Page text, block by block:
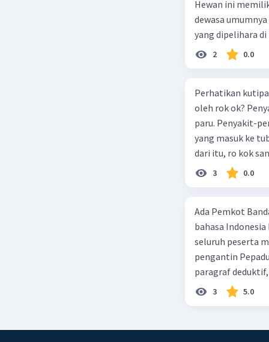
Hewan ini
dewasa
yang dipelihara
besar. Spesies
Gagasan pokok
2 0.0
Perhatikan
oleh rok ok?
paru. Penyakit-
yang masuk ke
dari itu, ro kok
pada paragraf di
akhir paragraf D.
3 0.0
Ada Pemkot
bahasa
seluruh peserta
pengantin
paragraf
Lalu bikin lah
3 5.0